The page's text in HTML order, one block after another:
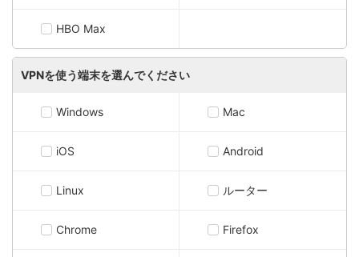
HBO Max
VPNを使う端末を選んでください
Windows Mac
iOS Android
Linux ルーター
Chrome Firefox